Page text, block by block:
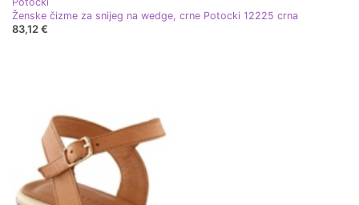
Ženske čizme za snijeg na wedge, crne Potocki 12225 crna
83,12 €